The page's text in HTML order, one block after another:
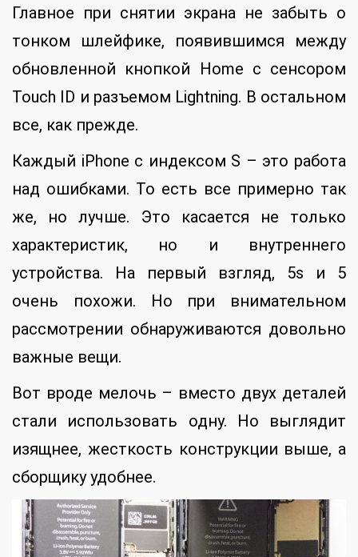
Главное при снятии экрана не забыть о
тонком шлейфике, появившимся между
обновленной кнопкой Home с сенсором
Touch ID и разъемом Lightning. В остальном
все, как прежде.
Каждый iPhone с индексом S – это работа
над ошибками. То есть все примерно так
же, но лучше. Это касается не только
характеристик, но и внутреннего
устройства. На первый взгляд, 5s и 5
очень похожи. Но при внимательном
рассмотрении обнаруживаются довольно
важные вещи.
Вот вроде мелочь – вместо двух деталей
стали использовать одну. Но выглядит
изящнее, жесткость конструкции выше, а
сборщику удобнее.